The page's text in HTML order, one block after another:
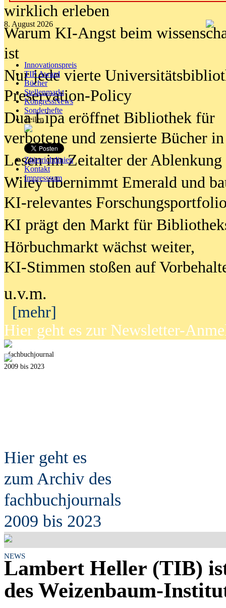
8. August 2026
Innovationspreis
TIP Award
Bücher
Stellenmarkt
KongressNews
Sonderhefte
Teilen
Zitierrichtlinien
Kontakt
Impresssum
wirklich erleben
Warum KI-Angst beim
ist
Nur jede vierte
Preservation-Policy
Dua Lipa eröffnet Bibliothek für
verbotene und zensierte Bücher
Lesen im Zeitalter der Ablenkung
Wiley übernimmt Emerald und
KI-relevantes
KI prägt den Markt für
Hörbuchmarkt wächst weiter,
KI-Stimmen stoßen auf
u.v.m.
[mehr]
Hier geht es zur Newsletter-
fachbuchjournal
2009 bis 2023
Hier geht es
zum Archiv des
fachbuchjournals
2009 bis 2023
NEWS
Lambert Heller (TIB)
des Weizenbaum-